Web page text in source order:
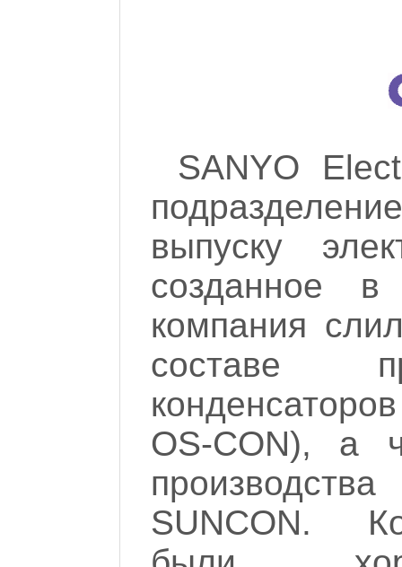
SANYO
выпуску
созданное
компания
составе
OS-CON), а
SUNCON.